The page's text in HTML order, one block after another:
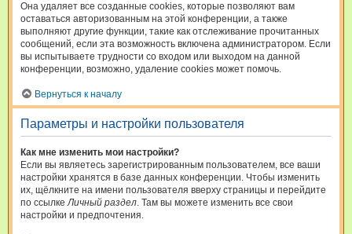
Она удаляет все созданные cookies, которые позволяют вам
оставаться авторизованным на этой конференции, а также
выполняют другие функции, такие как отслеживание прочитанных
сообщений, если эта возможность включена администратором. Если
вы испытываете трудности со входом или выходом на данной
конференции, возможно, удаление cookies может помочь.
Вернуться к началу
Параметры и настройки пользователя
Как мне изменить мои настройки?
Если вы являетесь зарегистрированным пользователем, все ваши
настройки хранятся в базе данных конференции. Чтобы изменить
их, щёлкните на имени пользователя вверху страницы и перейдите
по ссылкеЛичный раздел. Там вы можете изменить все свои
настройки и предпочтения.